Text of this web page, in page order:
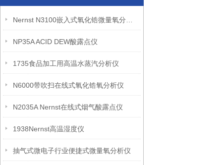
NP35A ACID DEW酸露点仪
1735食品加工用高温水蒸汽分析仪
N6000带吹扫在线式氧化锆氧分析仪
N2035A Nernst在线式烟气酸露点仪
1938Nernst高温湿度仪
抽气式微电子行业便捷式微量氧分析仪